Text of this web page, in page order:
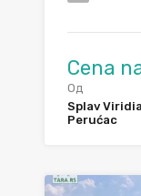
Cena
Од
Splav
Perućac